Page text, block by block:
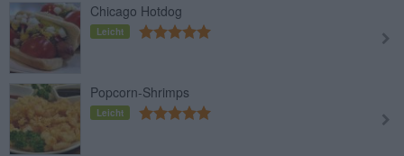
Chicago Hotdog
Leicht
Popcorn-Shrimps
Leicht